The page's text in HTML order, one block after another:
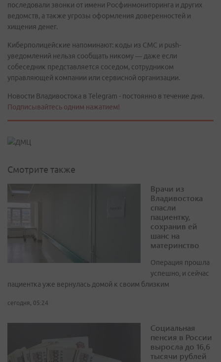
последовали звонки от имени Росфинмониторинга и других
ведомств, а также угрозы оформления доверенностей и
хищения денег.
Киберполицейские напоминают: коды из СМС и push-
уведомлений нельзя сообщать никому — даже если
собеседник представляется соседом, сотрудником
управляющей компании или сервисной организации.
Новости Владивостока в Telegram - постоянно в течение дня.
Подписывайтесь одним нажатием!
Смотрите также
Врачи из
Владивостока
спасли
пациентку,
сохранив ей
шанс на
материнство
Операция прошла
успешно, и сейчас
пациентка уже вернулась домой к своим близким
сегодня, 05:24
Социальная
пенсия в России
выросла до 16,6
тысячи рублей